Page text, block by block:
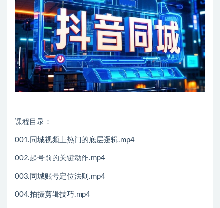
课程目录：
001.同城视频上热门的底层逻辑.mp4
002.起号前的关键动作.mp4
003.同城账号定位法则.mp4
004.拍摄剪辑技巧.mp4